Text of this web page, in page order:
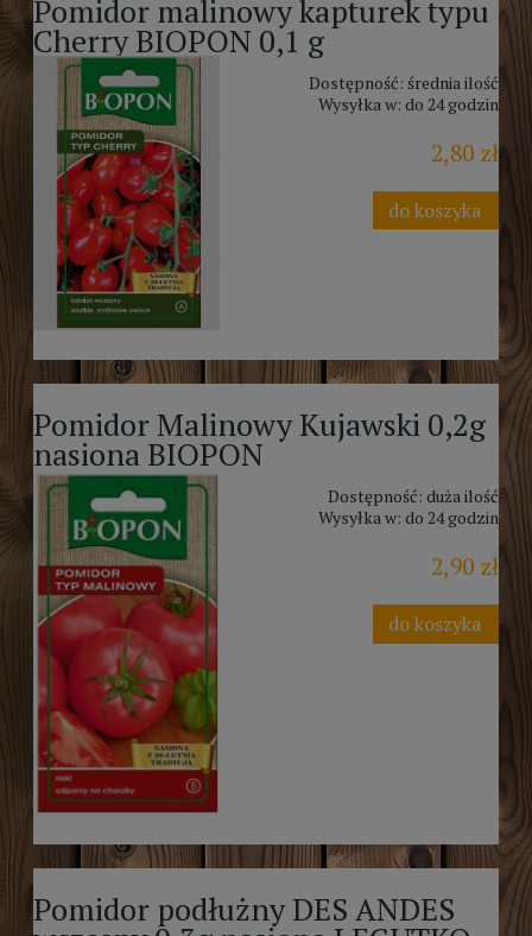
Pomidor malinowy kapturek typu
Cherry BIOPON 0,1 g
Dostępność: średnia ilość
Wysyłka w: do 24 godzin
2,80 zł
do koszyka
Pomidor Malinowy Kujawski 0,2g
nasiona BIOPON
Dostępność: duża ilość
Wysyłka w: do 24 godzin
2,90 zł
do koszyka
Pomidor podłużny DES ANDES